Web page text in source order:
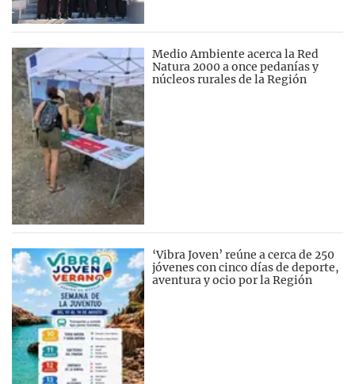
Medio Ambiente acerca la Red
Natura 2000 a once pedanías y
núcleos rurales de la Región
‘Vibra Joven’ reúne a cerca de 250
jóvenes con cinco días de deporte,
aventura y ocio por la Región